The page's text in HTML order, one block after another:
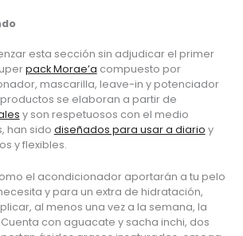
esta sección sin adjudicar el primer
pack Morae’a compuesto por
mascarilla, leave-in y potenciador
y son respetuosos con el medio
han sido diseñados para usar a diario y
y flexibles.
el acondicionador aportarán a tu pelo
y para un extra de hidratación,
al menos una vez a la semana, la
con aguacate y sacha inchi, dos